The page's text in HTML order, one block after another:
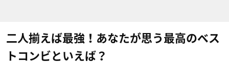
二人揃えば最強！あなたが思う最高のベス
トコンビといえば？